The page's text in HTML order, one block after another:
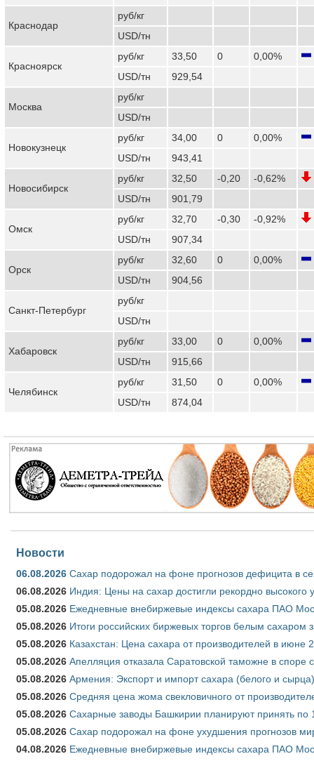
Краснодар
руб/кг
USD/тн
Красноярск
руб/кг 33,50 0
0,00%
USD/тн
929,54
Москва
руб/кг
USD/тн
Новокузнецк
руб/кг 34,00 0
0,00%
USD/тн
943,41
Новосибирск
руб/кг 32,50 -0,20
-0,62%
USD/тн
901,79
Омск
руб/кг 32,70 -0,30
-0,92%
USD/тн
907,34
Орск
руб/кг 32,60 0
0,00%
USD/тн
904,56
Санкт-Петербург
руб/кг
USD/тн
Хабаровск
руб/кг 33,00 0
0,00%
USD/тн
915,66
Челябинск
руб/кг 31,50 0
0,00%
USD/тн
874,04
Новости
06.08.2026 Сахар подорожал на фоне прогнозов дефицита в
06.08.2026 Индия: Цены на сахар достигли рекордно высокого
05.08.2026 Ежедневные внебиржевые индексы сахара ПАО
05.08.2026 Итоги российских биржевых торгов белым сахаром
05.08.2026 Казахстан: Цена сахара от производителей в июне
05.08.2026 Апелляция отказала Саратовской таможне в
05.08.2026 Армения: Экспорт и импорт сахара (белого и
05.08.2026 Средняя цена жома свекловичного от
05.08.2026 Сахарные заводы Башкирии планируют принять по
05.08.2026 Сахар подорожал на фоне ухудшения прогнозов
04.08.2026 Ежедневные внебиржевые индексы сахара ПАО